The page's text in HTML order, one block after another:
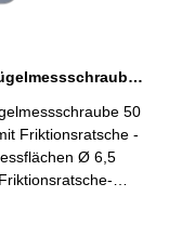
Digital Bügelmessschraube 50 - 75 mm mit Friktionsratsche DIN 863
50
Friktionsratsche -
Ø 6,5
, mm/inch/0-